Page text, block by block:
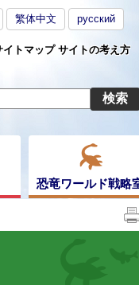
繁体中文 русский
イトマップ サイトの考え方
恐竜ワールド戦略